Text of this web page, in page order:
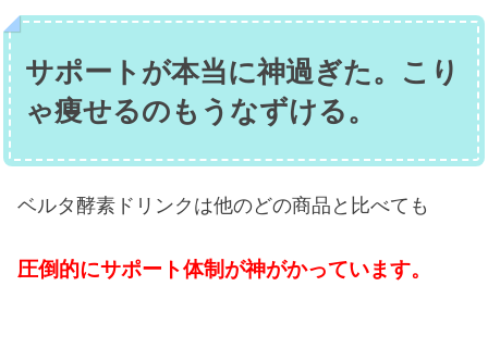
サポートが本当に神過ぎた。こり
ゃ痩せるのもうなずける。
ベルタ酵素ドリンクは他のどの商品と比べても
圧倒的にサポート体制が神がかっています。